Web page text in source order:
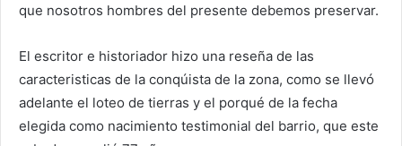
que nosotros hombres del presente debemos preservar.
El escritor e historiador hizo una reseña de las
caracteristicas de la conqúista de la zona, como se llevó
adelante el loteo de tierras y el porqué de la fecha
elegida como nacimiento testimonial del barrio, que este